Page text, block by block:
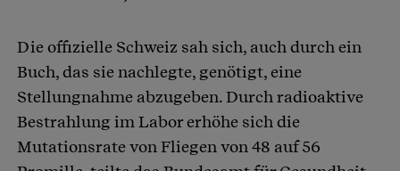
Die offizielle Schweiz sah sich, auch durch ein
Buch, das sie nachlegte, genötigt, eine
Stellungnahme abzugeben. Durch radioaktive
Bestrahlung im Labor erhöhe sich die
Mutationsrate von Fliegen von 48 auf 56